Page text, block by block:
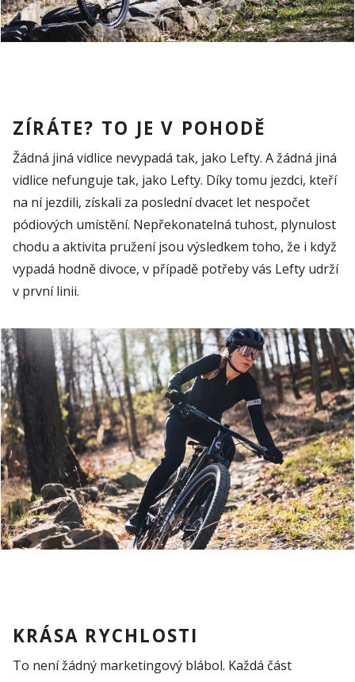
ZÍRÁTE? TO JE V POHODĚ
Žádná jiná vidlice nevypadá tak, jako Lefty. A žádná jiná
vidlice nefunguje tak, jako Lefty. Díky tomu jezdci, kteří
na ní jezdili, získali za poslední dvacet let nespočet
pódiových umístění. Nepřekonatelná tuhost, plynulost
chodu a aktivita pružení jsou výsledkem toho, že i když
vypadá hodně divoce, v případě potřeby vás Lefty udrží
v první linii.
KRÁSA RYCHLOSTI
To není žádný marketingový blábol. Každá část